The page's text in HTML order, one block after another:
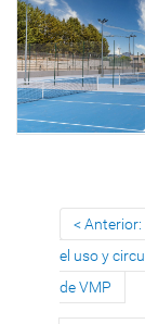
Anterior:
el uso y
de VMP